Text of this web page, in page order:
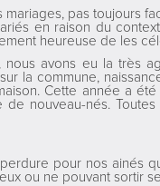
mariages, pas toujours
en raison du
heureuse de les
nous avons eu la très
la commune,
Cette année a
de nouveau-nés.
pour nos ainés
ou ne pouvant sortir